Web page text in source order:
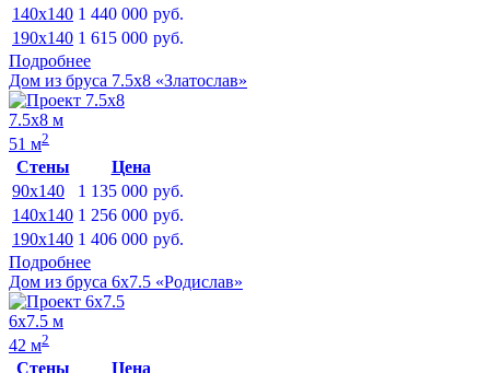
140x140 1 440 000 руб.
190x140 1 615 000 руб.
Подробнее
Дом из бруса 7.5х8 «Златослав»
7.5х8 м
51 м2
Стены
Цена
90x140
1 135 000 руб.
140x140 1 256 000 руб.
190x140 1 406 000 руб.
Подробнее
Дом из бруса 6х7.5 «Родислав»
6х7.5 м
42 м2
Стены Цена